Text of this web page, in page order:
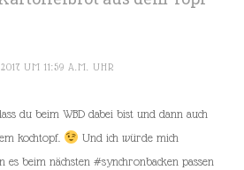
UM 11:59 A.M. UHR
du beim WBD dabei bist und dann auch
kochtopf.
Und ich würde mich
beim nächsten #synchronbacken passen